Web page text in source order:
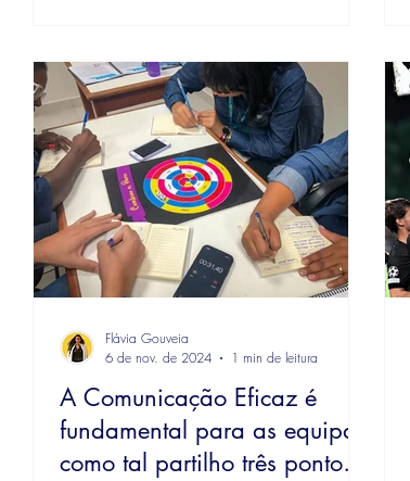
A Comunicação Eficaz é
fundamental para as equipas,
como tal partilho três pontos
Flávia Gouveia
6 de nov. de 2024
1 min de leitura